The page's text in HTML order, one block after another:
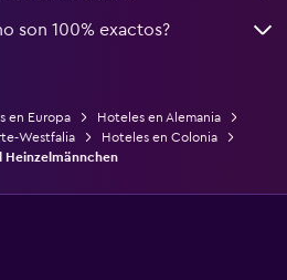
son 100% exactos?
en Europa
Hoteles en Alemania
Westfalia
Hoteles en Colonia
Heinzelmännchen